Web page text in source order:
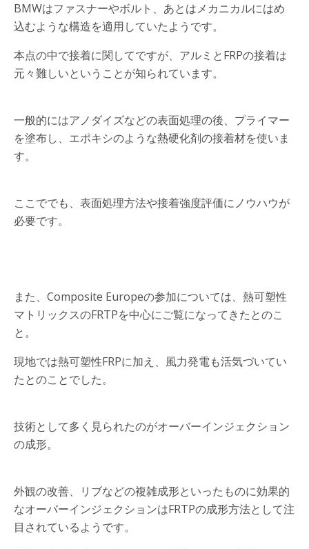
BMWはファスナーやボルト、あとはメカニカルにはめ
込むような構造を適用していたようです。
本点の中で接着に関してですが、アルミとFRPの接着は
元々難しいということが知られています。
一般的にはアノダイズなどの表面処理の後、プライマー
を塗布し、エポキシのような熱硬化剤の接着材を使いま
す。
ここででも、表面処理方法や接着強度評価にノウハウが
必要です。
また、Composite Europeの参加については、熱可塑性
マトリックスのFRTPを中心にご覧になってきたとのこ
と。
現地では熱可塑性FRPに加え、風力発電も活気づいてい
たとのことでした。
技術として多く見られたのがオーバーインジェクション
の成形。
外観の改善、リブなどの複雑成形といったものに効果的
なオーバーインジェクションはFRTPの成形方法として注
目されているようです。